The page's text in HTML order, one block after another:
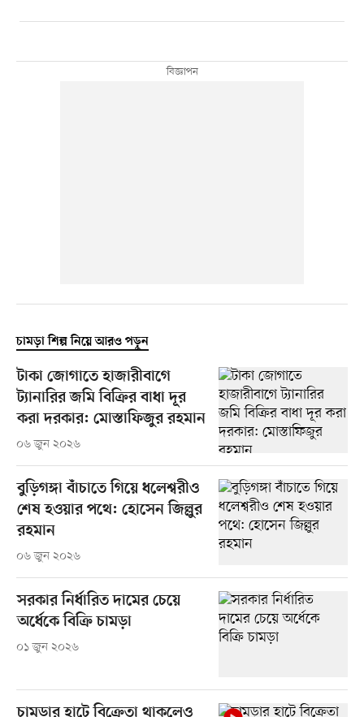
চামড়া শিল্প নিয়ে আরও পড়ুন
টাকা জোগাতে হাজারীবাগে
ট্যানারির জমি বিক্রির বাধা দূর
করা দরকার: মোস্তাফিজুর রহমান
০৬ জুন ২০২৬
বুড়িগঙ্গা বাঁচাতে গিয়ে ধলেশ্বরীও
শেষ হওয়ার পথে: হোসেন জিল্লুর
রহমান
০৬ জুন ২০২৬
সরকার নির্ধারিত দামের চেয়ে
অর্ধেকে বিক্রি চামড়া
০১ জুন ২০২৬